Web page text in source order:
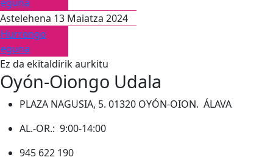
Astelehena 13 Maiatza 2024
Hurrengo
eguna
Ez da ekitaldirik aurkitu
Oyón-Oiongo Udala
PLAZA NAGUSIA, 5. 01320 OYÓN-OION. ÁLAVA
AL.-OR.: 9:00-14:00
945 622 190